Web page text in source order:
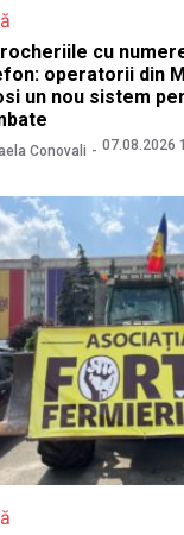
cu
operatorii din
un nou sistem
Conovali 07.08.2026